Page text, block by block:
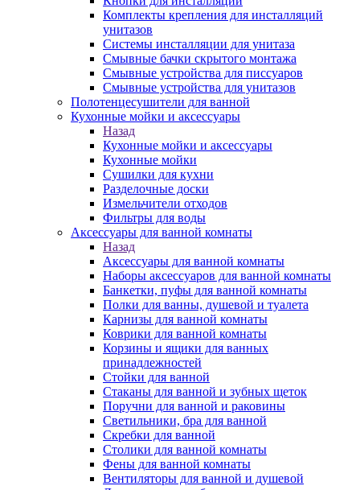
Комплекты крепления для инсталляций
унитазов
Системы инсталляции для унитаза
Смывные бачки скрытого монтажа
Смывные устройства для писсуаров
Смывные устройства для унитазов
Полотенцесушители для ванной
Кухонные мойки и аксессуары
Назад
Кухонные мойки и аксессуары
Кухонные мойки
Сушилки для кухни
Разделочные доски
Измельчители отходов
Фильтры для воды
Аксессуары для ванной комнаты
Назад
Аксессуары для ванной комнаты
Наборы аксессуаров для ванной комнаты
Банкетки, пуфы для ванной комнаты
Полки для ванны, душевой и туалета
Карнизы для ванной комнаты
Коврики для ванной комнаты
Корзины и ящики для ванных
принадлежностей
Стойки для ванной
Стаканы для ванной и зубных щеток
Поручни для ванной и раковины
Светильники, бра для ванной
Скребки для ванной
Столики для ванной комнаты
Фены для ванной комнаты
Вентиляторы для ванной и душевой